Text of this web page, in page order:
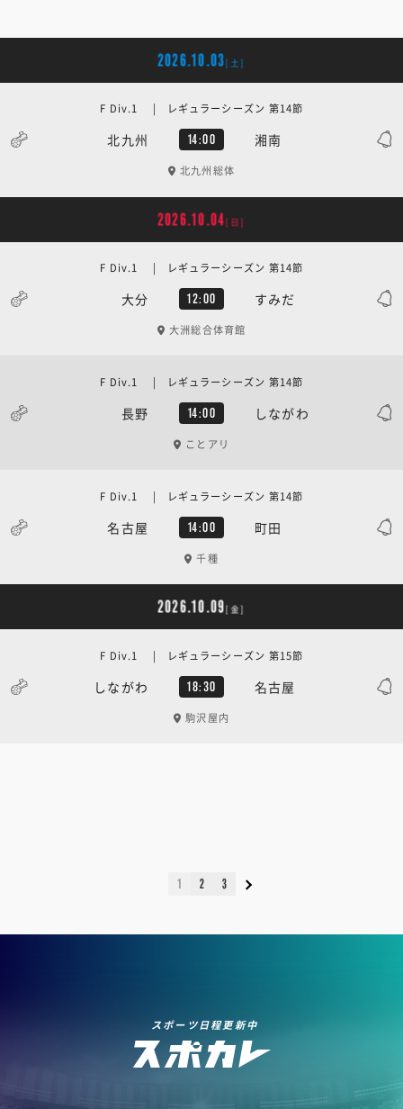
2026.10.03[土]
北九州 14:00 湘南
F Div.1 | レギュラーシーズン 第14節
北九州総体
2026.10.04[日]
大分 12:00 すみだ
F Div.1 | レギュラーシーズン 第14節
大洲総合体育館
長野 14:00 しながわ
F Div.1 | レギュラーシーズン 第14節
ことアリ
名古屋 14:00 町田
F Div.1 | レギュラーシーズン 第14節
千種
2026.10.09[金]
しながわ 18:30 名古屋
F Div.1 | レギュラーシーズン 第15節
駒沢屋内
1 2 3
スポーツ日程更新中